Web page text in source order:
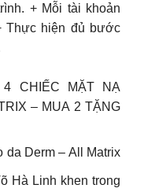
+ Mỗi tài khoản
Thực hiện đủ bước
CHIẾC MẶT NẠ
– MUA 2 TẶNG
da Derm – All Matrix
Hà Linh khen trong